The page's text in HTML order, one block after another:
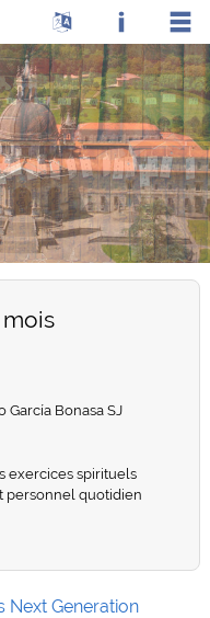
mois
García Bonasa SJ
exercices spirituels
personnel quotidien
Next Generation